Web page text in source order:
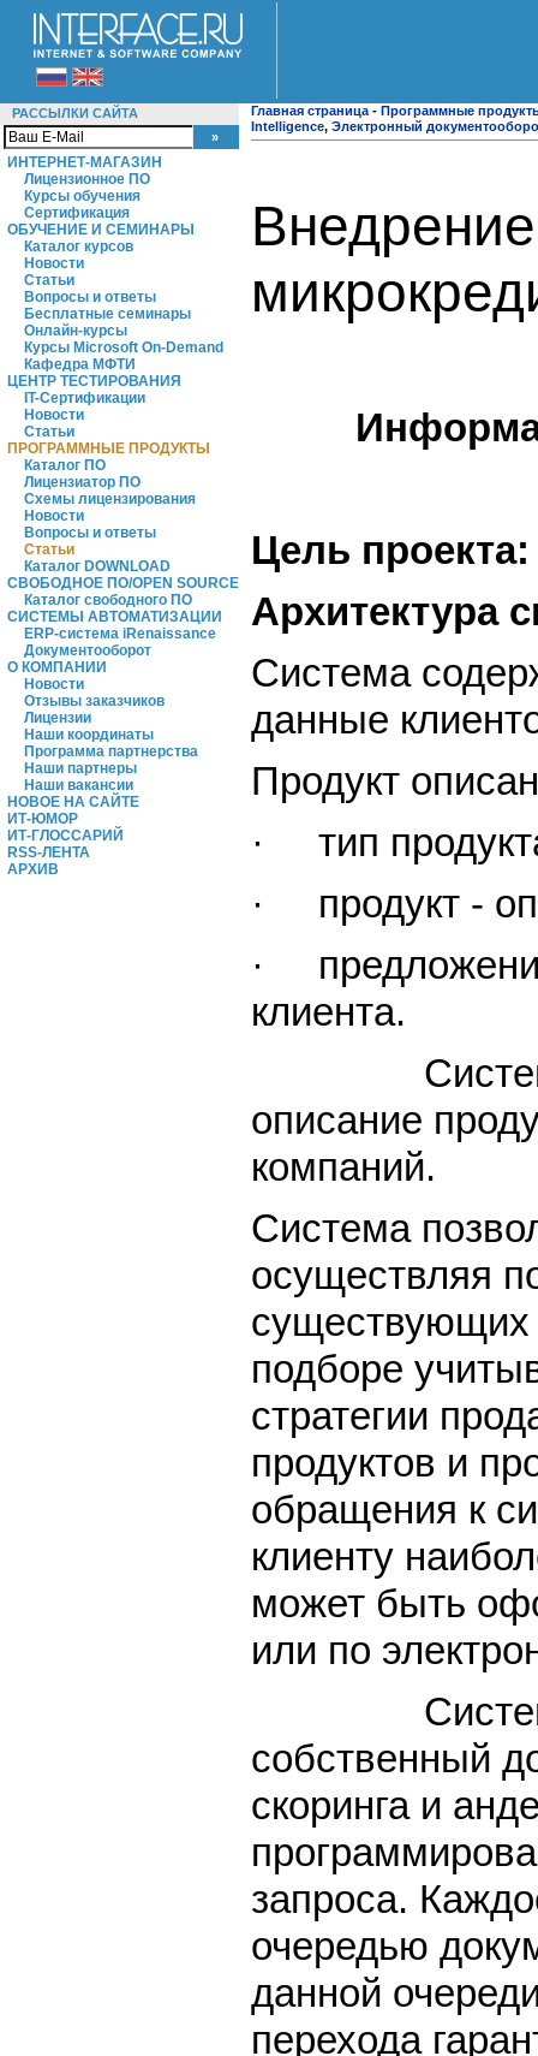
РАССЫЛКИ САЙТА
ИНТЕРНЕТ-МАГАЗИН
Лицензионное ПО
Курсы обучения
Сертификация
ОБУЧЕНИЕ И СЕМИНАРЫ
Каталог курсов
Новости
Статьи
Вопросы и ответы
Бесплатные семинары
Онлайн-курсы
Курсы Microsoft On-Demand
Кафедра МФТИ
ЦЕНТР ТЕСТИРОВАНИЯ
IT-Сертификации
Новости
Статьи
ПРОГРАММНЫЕ ПРОДУКТЫ
Каталог ПО
Лицензиатор ПО
Схемы лицензирования
Новости
Вопросы и ответы
Статьи
Каталог DOWNLOAD
СВОБОДНОЕ ПО/OPEN SOURCE
Каталог свободного ПО
СИСТЕМЫ АВТОМАТИЗАЦИИ
ERP-система iRenaissance
Документооборот
О КОМПАНИИ
Новости
Отзывы заказчиков
Лицензии
Наши координаты
Программа партнерства
Наши партнеры
Наши вакансии
НОВОЕ НА САЙТЕ
ИТ-ЮМОР
ИТ-ГЛОССАРИЙ
RSS-ЛЕНТА
АРХИВ
Главная страница - Программные
Intelligence, Электронный
Цель проекта:
Архитектура
Система
данные
Продукт
· тип
· продукт -
·
клиента.
Система
описание
компаний.
Система
осуществляя
существующих
подборе
стратегии
продуктов и
обращения к
клиенту
может быть
или по
Система
собственный
скоринга и
запроса.
очередью
данной
перехода